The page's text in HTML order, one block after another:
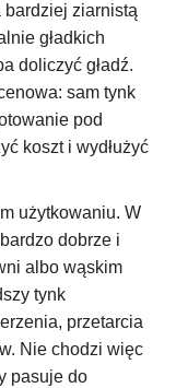
ziarnistą
gładkich
doliczyć gładź.
sam tynk
pod
koszt i wydłużyć
użytkowaniu. W
dobrze i
albo wąskim
tynk
przetarcia
Nie chodzi więc
pasuje do